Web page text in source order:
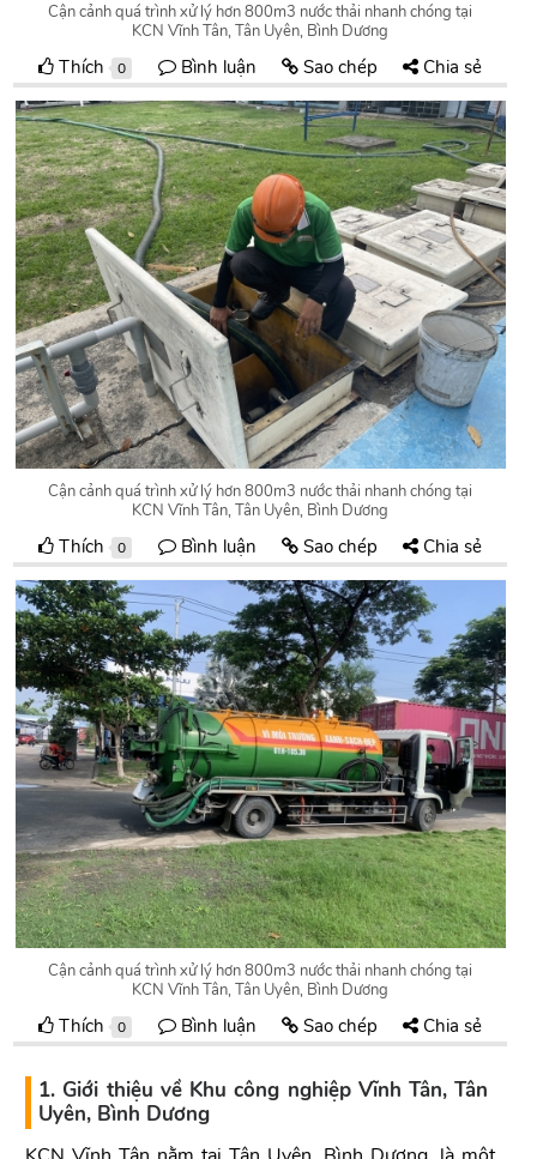
Cận cảnh quá trình xử lý hơn 800m3 nước thải nhanh chóng tại
KCN Vĩnh Tân, Tân Uyên, Bình Dương
Thích 0 Bình luận Sao chép Chia sẻ
Cận cảnh quá trình xử lý hơn 800m3 nước thải nhanh chóng tại
KCN Vĩnh Tân, Tân Uyên, Bình Dương
Thích 0 Bình luận Sao chép Chia sẻ
Cận cảnh quá trình xử lý hơn 800m3 nước thải nhanh chóng tại
KCN Vĩnh Tân, Tân Uyên, Bình Dương
Thích 0 Bình luận Sao chép Chia sẻ
1. Giới thiệu về Khu công nghiệp Vĩnh Tân, Tân
Uyên, Bình Dương